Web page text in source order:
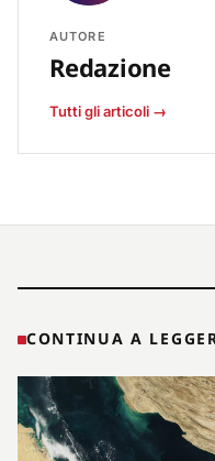
AUTORE
Redazione
Tutti gli articoli →
CONTINUA A